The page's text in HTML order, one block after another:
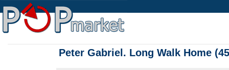
Peter Gabriel. Long Walk Home